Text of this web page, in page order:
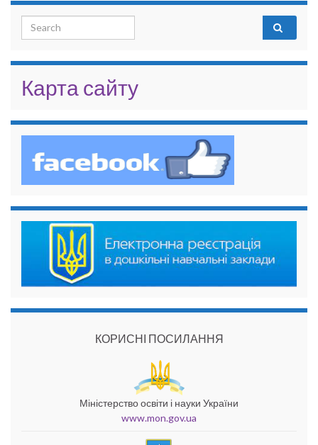
Search for:
Карта сайту
КОРИСНІ ПОСИЛАННЯ
Міністерство освіти і науки України
www.mon.gov.ua